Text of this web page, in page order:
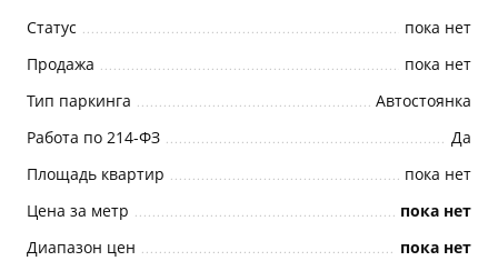
Статус
пока нет
Продажа
пока нет
Тип паркинга
Автостоянка
Работа по 214-ФЗ
Да
Площадь квартир
пока нет
Цена за метр
пока нет
Диапазон цен
пока нет